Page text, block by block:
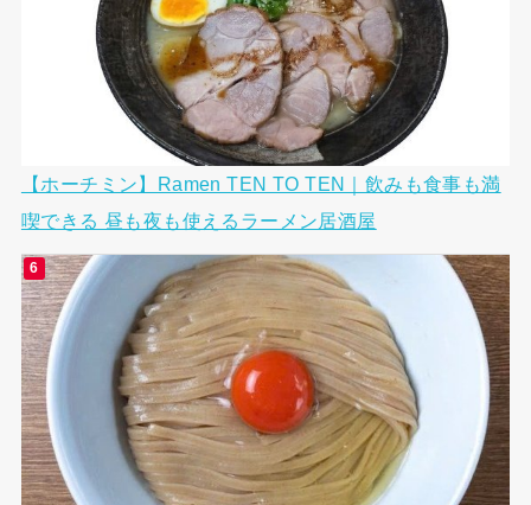
【ホーチミン】Ramen TEN TO TEN｜飲みも食事も満
喫できる 昼も夜も使えるラーメン居酒屋